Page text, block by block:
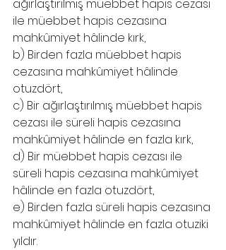
ağırlaştırılmış müebbet hapis cezası
ile müebbet hapis cezasına
mahkûmiyet hâlinde kırk,
b) Birden fazla müebbet hapis
cezasına mahkûmiyet hâlinde
otuzdört,
c) Bir ağırlaştırılmış müebbet hapis
cezası ile süreli hapis cezasına
mahkûmiyet hâlinde en fazla kırk,
d) Bir müebbet hapis cezası ile
süreli hapis cezasına mahkûmiyet
hâlinde en fazla otuzdört,
e) Birden fazla süreli hapis cezasına
mahkûmiyet hâlinde en fazla otuziki
yıldır.